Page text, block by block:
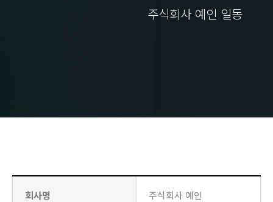
주식회사 예인 일동
회사명 주식회사 예인